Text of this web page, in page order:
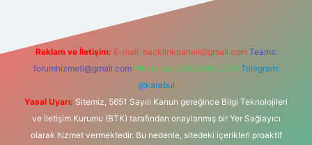
Reklam ve İletişim: E-mail: backlinkpaneli@gmail.com Teams:
forumhizmeti@gmail.com Whatsapp: 0262 606 0 726 Telegram:
@karabul
Yasal Uyarı: Sitemiz, 5651 Sayılı Kanun gereğince Bilgi Teknolojileri
ve İletişim Kurumu (BTK) tarafından onaylanmış bir Yer Sağlayıcı
olarak hizmet vermektedir. Bu nedenle, sitedeki içerikleri proaktif